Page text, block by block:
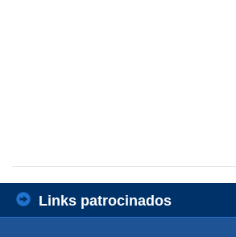
Links patrocinados